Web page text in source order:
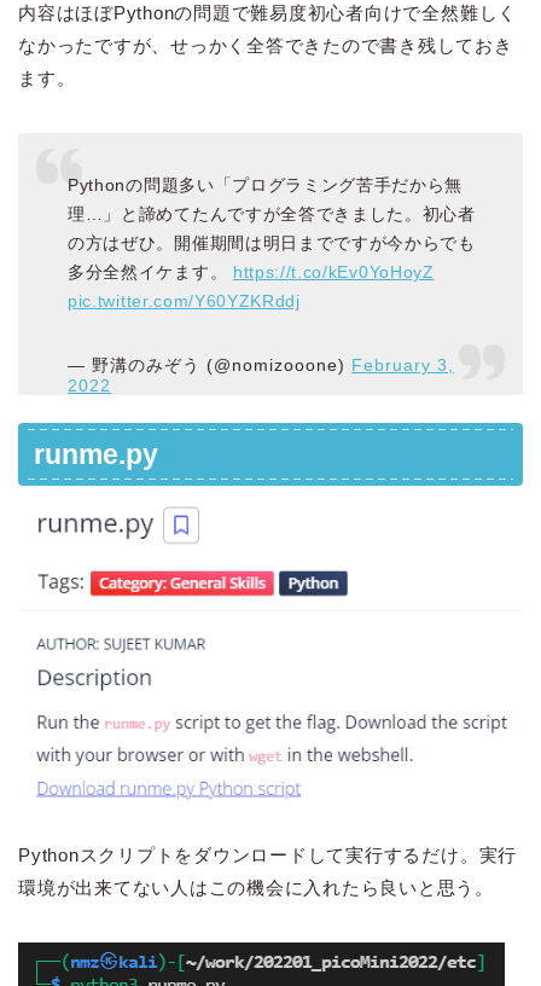
内容はほぼPythonの問題で難易度初心者向けで全然難しく
なかったですが、せっかく全答できたので書き残しておき
ます。
Pythonの問題多い「プログラミング苦手だから無
理…」と諦めてたんですが全答できました。初心者
の方はぜひ。開催期間は明日までですが今からでも
多分全然イケます。
https://t.co/kEv0YoHoyZ
pic.twitter.com/Y60YZKRddj
— 野溝のみぞう (@nomizooone) February 3,
2022
runme.py
Pythonスクリプトをダウンロードして実行するだけ。実行
環境が出来てない人はこの機会に入れたら良いと思う。